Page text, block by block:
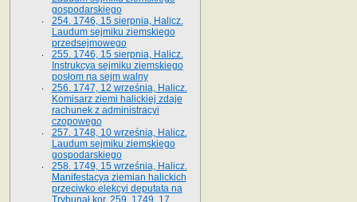
gospodarskiego
254. 1746, 15 sierpnia, Halicz.
Laudum sejmiku ziemskiego
przedsejmowego
255. 1746, 15 sierpnia, Halicz.
Instrukcya sejmiku ziemskiego
posłom na sejm walny
256. 1747, 12 września, Halicz.
Komisarz ziemi halickiej zdaje
rachunek z administracyi
czopowego
257. 1748, 10 września, Halicz.
Laudum sejmiku ziemskiego
gospodarskiego
258. 1749, 15 września, Halicz.
Manifestacya ziemian halickich
przeciwko elekcyi deputata na
Trybunał kor. 259. 1749, 17